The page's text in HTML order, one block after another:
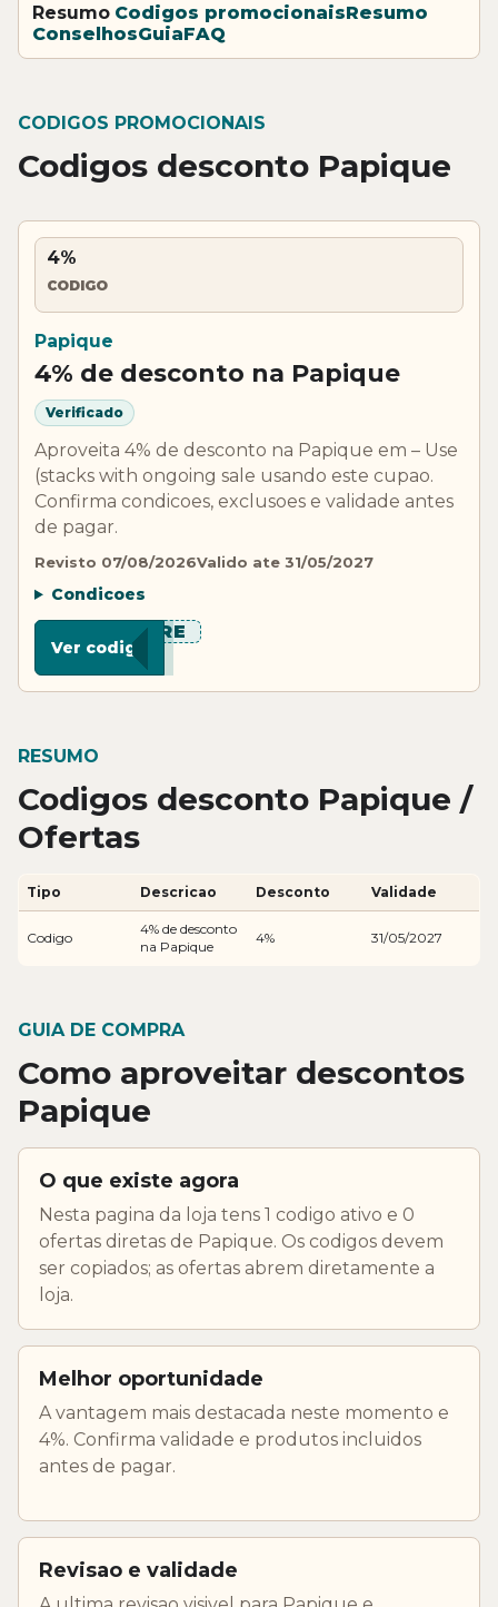
Resumo Codigos promocionaisResumo
ConselhosGuiaFAQ
CODIGOS PROMOCIONAIS
Codigos desconto Papique
4%
CODIGO
Papique
4% de desconto na Papique
Verificado
Aproveita 4% de desconto na Papique em – Use
(stacks with ongoing sale usando este cupao.
Confirma condicoes, exclusoes e validade antes
de pagar.
Revisto 07/08/2026Valido ate 31/05/2027
Condicoes
***ARE
Ver codigo
RESUMO
Codigos desconto Papique /
Ofertas
Tipo Descricao Desconto Validade
Codigo
4% de desconto
na Papique
4% 31/05/2027
GUIA DE COMPRA
Como aproveitar descontos
Papique
O que existe agora
Nesta pagina da loja tens 1 codigo ativo e 0
ofertas diretas de Papique. Os codigos devem
ser copiados; as ofertas abrem diretamente a
loja.
Melhor oportunidade
A vantagem mais destacada neste momento e
4%. Confirma validade e produtos incluidos
antes de pagar.
Revisao e validade